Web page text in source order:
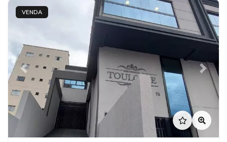
VENDA
Previous Next